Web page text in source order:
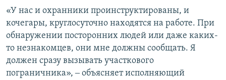
«У нас и охранники проинструктированы, и
кочегары, круглосуточно находятся на работе. При
обнаружении посторонних людей или даже каких-
то незнакомцев, они мне должны сообщать. Я
должен сразу вызывать участкового
пограничника», ‒ объясняет исполняющий